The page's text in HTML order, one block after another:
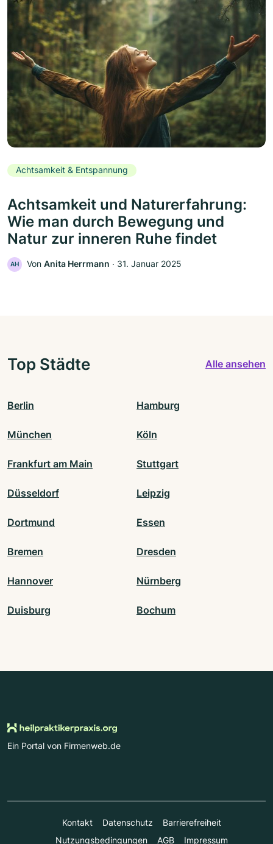
Achtsamkeit & Entspannung
Achtsamkeit und Naturerfahrung:
Wie man durch Bewegung und
Natur zur inneren Ruhe findet
AH Von Anita Herrmann ‧ 31. Januar 2025
Top Städte Alle ansehen
Berlin Hamburg
München Köln
Frankfurt am Main Stuttgart
Düsseldorf Leipzig
Dortmund Essen
Bremen Dresden
Hannover Nürnberg
Duisburg Bochum
Ein Portal von Firmenweb.de
Kontakt Datenschutz
Barrierefreiheit
Nutzungsbedingungen
AGB Impressum